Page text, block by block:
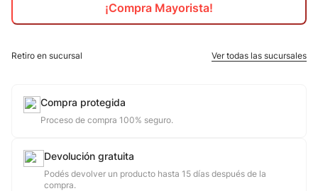
¡Compra Mayorista!
Retiro en sucursal Ver todas las sucursales
Compra protegida
Proceso de compra 100% seguro.
Devolución gratuita
Podés devolver un producto hasta 15 días después de la
compra.
10. calzado